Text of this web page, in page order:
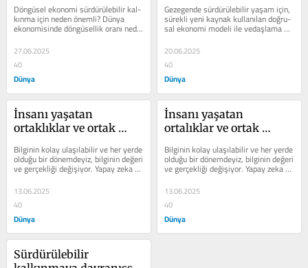
Döngüsel ekonomi sürdürülebilir kal­
kınma için neden önemli? Dünya
ekonomisinde döngüsellik oranı nedir
27.06.2025
40
Dünya
Gezegende sürdürülebilir yaşam için,
sürekli yeni kaynak kullanılan doğru­
sal ekonomi modeli ile vedaşlama
20.06.2025
40
Dünya
İnsanı yaşatan
ortaklıklar ve ortak
Bilginin kolay ulaşılabilir ve her yerde
olduğu bir dönemdeyiz, bilginin de­ğeri
ve gerçekliği değişiyor. Yapay zeka
“bilgi edinmek,...
13.06.2025
40
Dünya
İnsanı yaşatan
ortalıklar ve ortak
Bilginin kolay ulaşılabilir ve her yerde
olduğu bir dönemdeyiz, bilginin de­ğeri
ve gerçekliği değişiyor. Yapay zeka
“bilgi edinmek,...
13.06.2025
40
Dünya
Sürdürülebilir